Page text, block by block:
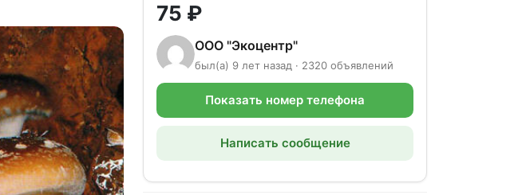
75 ₽
ООО "Экоцентр"
был(а) 9 лет назад · 2320 объявлений
Показать номер телефона
Написать сообщение